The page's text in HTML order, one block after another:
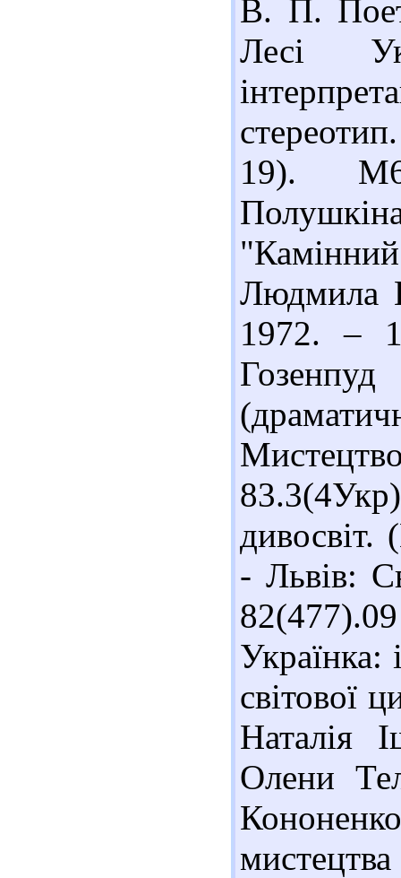
В. П.
Лесі
19).
Людмила
1972. –
дивосвіт.
- Львів:
Українка:
світової
Наталія
Олени